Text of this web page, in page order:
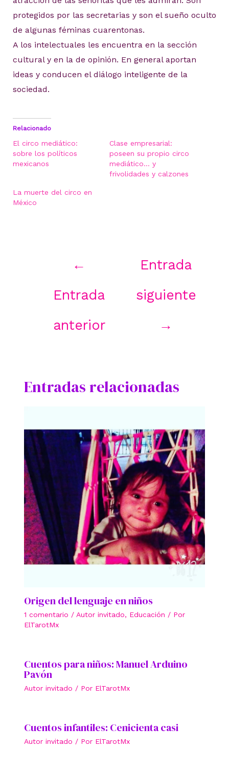
protegidos por las secretarias y son el sueño oculto
de algunas féminas cuarentonas.
A los intelectuales les encuentra en la sección
cultural y en la de opinión. En general aportan
ideas y conducen el diálogo inteligente de la
sociedad.
Relacionado
El circo mediático:
sobre los políticos
mexicanos
Clase empresarial:
poseen su propio circo
mediático… y
frivolidades y calzones
La muerte del circo en
México
←
Entrada
anterior
Entrada
siguiente
→
Entradas relacionadas
Origen del lenguaje en niños
1 comentario /Autor invitado, Educación / Por
ElTarotMx
Cuentos para niños: Manuel Arduino
Pavón
Autor invitado / Por ElTarotMx
Cuentos infantiles: Cenicienta casi
Autor invitado / Por ElTarotMx